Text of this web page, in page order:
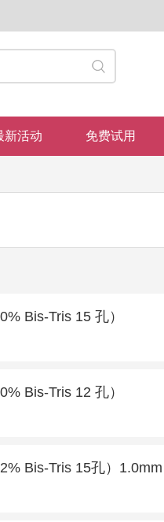
新活动 免费试用
Bis-Tris 15 孔）
Bis-Tris 12 孔）
Bis-Tris 15孔）1.0mm